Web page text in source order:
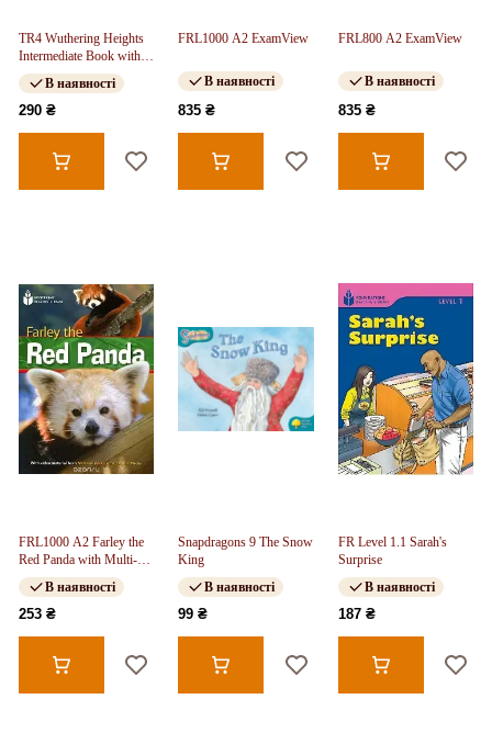
TR4 Wuthering Heights
Intermediate Book with
CD FREE
В наявності
290 ₴
FRL1000 A2 ExamView
В наявності
835 ₴
FRL800 A2 ExamView
В наявності
835 ₴
FRL1000 A2 Farley the
Red Panda with Multi-
ROM
В наявності
253 ₴
Snapdragons 9 The Snow
King
В наявності
99 ₴
FR Level 1.1 Sarah's
Surprise
В наявності
187 ₴